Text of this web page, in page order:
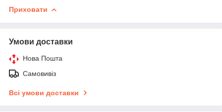
Приховати
Умови доставки
Нова Пошта
Самовивіз
Всі умови доставки